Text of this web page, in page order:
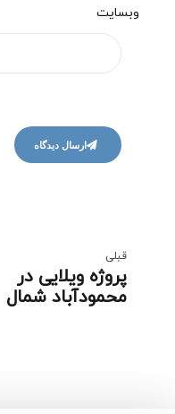
وبسایت
ارسال دیدگاه
قبلی
پروژه ویلایی در
محمودآباد شمال